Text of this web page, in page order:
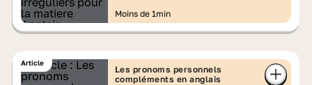
Moins de 1min
Article
Les pronoms personnels
compléments en anglais